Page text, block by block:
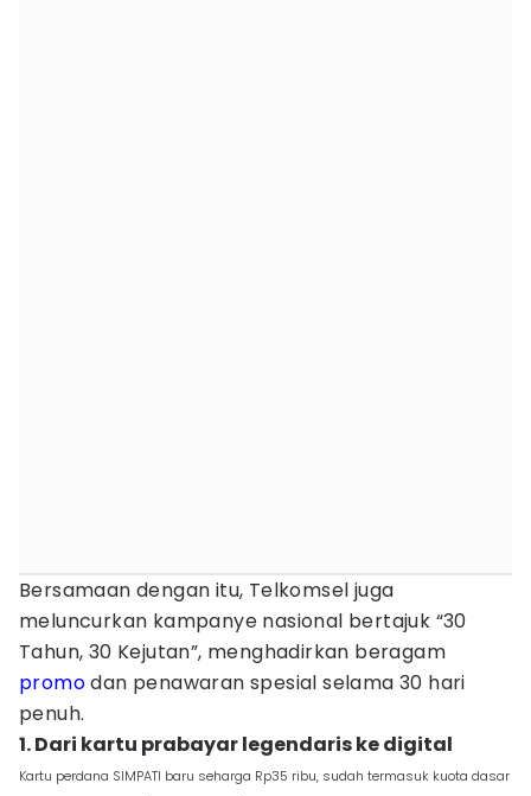
Bersamaan dengan itu, Telkomsel juga
meluncurkan kampanye nasional bertajuk “30
Tahun, 30 Kejutan”, menghadirkan beragam
promodan penawaran spesial selama 30 hari
penuh.
1. Dari kartu prabayar legendaris ke digital
Kartu perdana SIMPATI baru seharga Rp35 ribu, sudah termasuk kuota dasar